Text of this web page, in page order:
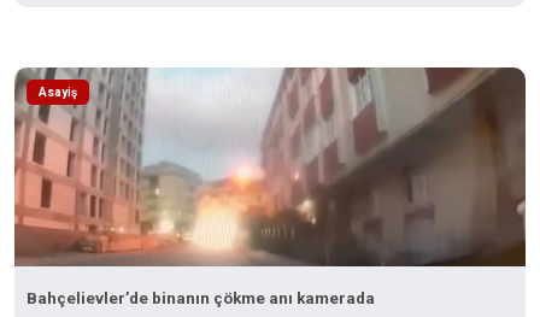
Asayiş
Bahçelievler’de binanın çökme anı kamerada